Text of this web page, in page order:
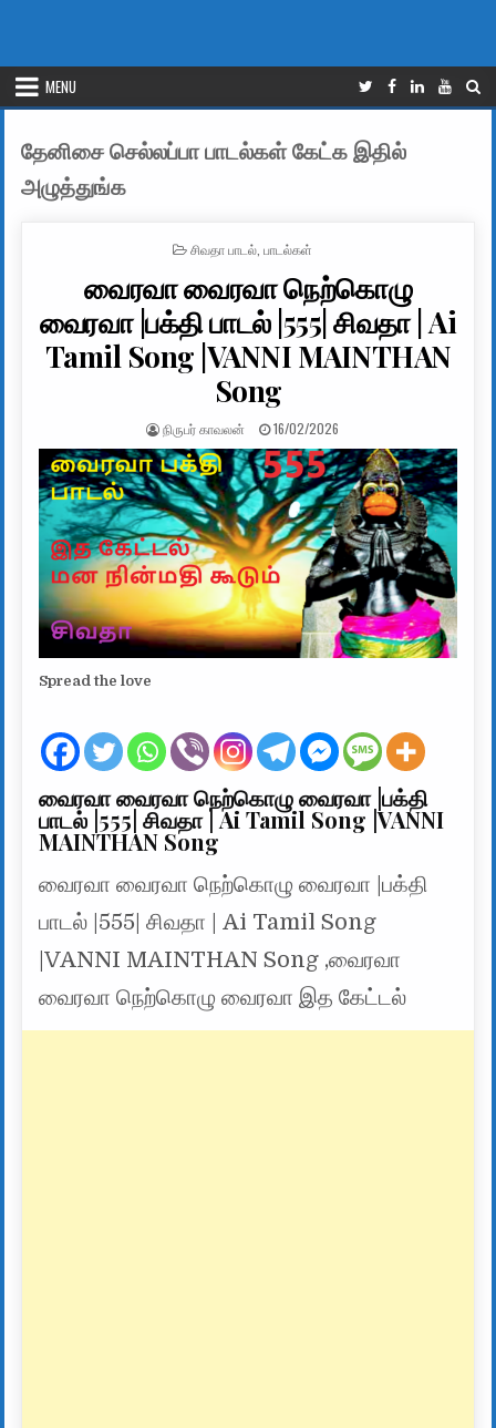
MENU
தேனிசை செல்லப்பா பாடல்கள் கேட்க இதில்
அழுத்துங்க
POSTED IN
சிவதா பாடல் பாடல்கள்
வைரவா வைரவா நெற்கொழு
வைரவா |பக்தி பாடல் |555| சிவதா | Ai
Tamil Song |VANNI MAINTHAN
Song
AUTHOR:
நிருபர் காவலன் PUBLISHED DATE:
16/02/2026
Spread the love
வைரவா வைரவா நெற்கொழு வைரவா |பக்தி
பாடல் |555| சிவதா | Ai Tamil Song |VANNI
MAINTHAN Song
வைரவா வைரவா நெற்கொழு வைரவா |பக்தி
பாடல் |555| சிவதா | Ai Tamil Song
|VANNI MAINTHAN Song ,வைரவா
வைரவா நெற்கொழு வைரவா இத கேட்டல்